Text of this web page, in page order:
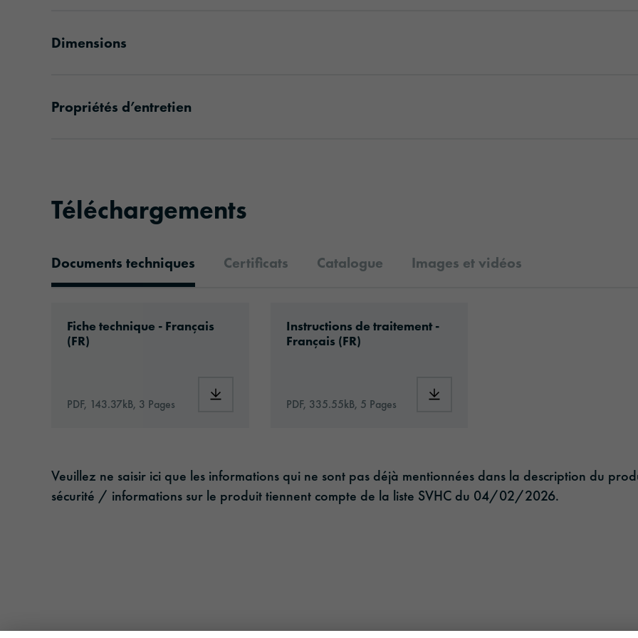
Dimensions
Propriétés d’entretien
Téléchargements
Documents techniques Certificats Catalogue Images et vidéos
Fiche technique - Français
(FR)
PDF, 143.37kB, 3 Pages Download: oralite-gp-370-id5544-technical-data-sheet-europe-fr.pdf
Instructions de traitement -
Français (FR)
PDF, 335.55kB, 5 Pages
Veuillez ne saisir ici que les informations qui ne sont pas déjà mentionnées dans la description du
sécurité / informations sur le produit tiennent compte de la liste SVHC du 04/02/2026.